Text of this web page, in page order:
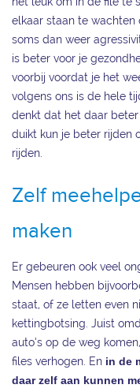
elkaar staan te wachten
soms dan weer
is beter voor je
voorbij voordat je het
volgens ons is de hele
denkt dat het daar
duikt kun je beter rijden
rijden.
Zelf
maken
Er gebeuren ook veel
Mensen hebben
staat, of ze letten even
kettingbotsing. Juist
auto’s op de weg
files verhogen. En in de
daar zelf aan kunnen